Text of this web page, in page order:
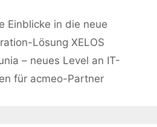
Einblicke in die neue
Lösung XELOS
– neues Level an IT-
für acmeo-Partner